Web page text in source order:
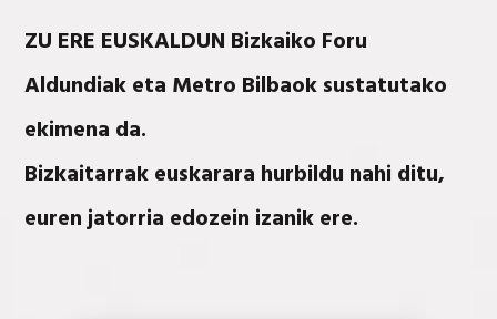
ZU ERE EUSKALDUN Bizkaiko Foru
Aldundiak eta Metro Bilbaok sustatutako
ekimena da.
Bizkaitarrak euskarara hurbildu nahi ditu,
euren jatorria edozein izanik ere.